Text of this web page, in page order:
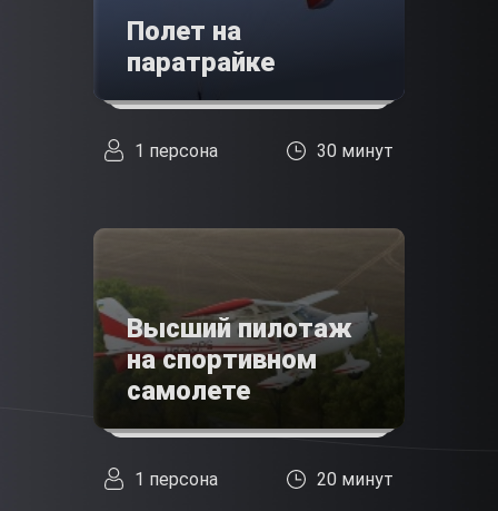
Полет на
паратрайке
1 персона 30 минут
Высший пилотаж
на спортивном
самолете
1 персона 20 минут